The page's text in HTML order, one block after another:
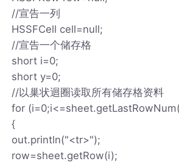
//宣告一列
HSSFCell cell=null;
//宣告一个储存格
short i=0;
short y=0;
//以巢状迴圈读取所有储存格资料
for
{
out.println("<tr>");
row=sheet.getRow(i);